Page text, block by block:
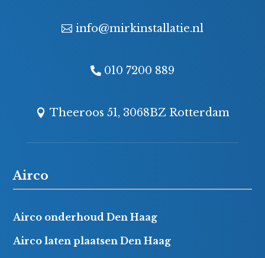
info@mirkinstallatie.nl
010 7200 889
Theeroos 51, 3068BZ Rotterdam
Airco
Airco onderhoud Den Haag
Airco laten plaatsen Den Haag